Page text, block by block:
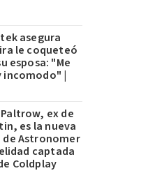
asegura
le coqueteó
esposa: "Me
incomodo" |
ex de
es la nueva
Astronomer
captada
Coldplay